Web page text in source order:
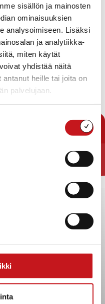
sisällön ja mainosten
ominaisuuksien
analysoimiseen. Lisäksi
ja analytiikka-
miten käytät
yhdistää näitä
heille tai joita on
palvelujaan.
vuodelle 2019
osaston
säännöt ja